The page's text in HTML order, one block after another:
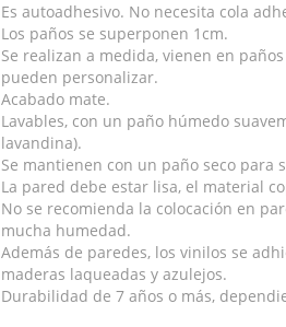
Es autoadhesivo. No necesita cola
Los paños se superponen 1cm.
Se realizan a medida, vienen en
pueden personalizar.
Acabado mate.
Lavables, con un paño húmedo
lavandina).
Se mantienen con un paño seco para
La pared debe estar lisa, el material
No se recomienda la colocación en
mucha humedad.
Además de paredes, los vinilos se
maderas laqueadas y azulejos.
Durabilidad de 7 años o más,